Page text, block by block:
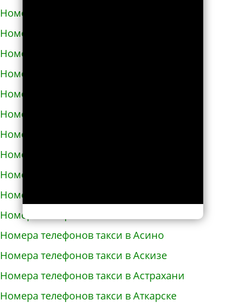
Номера телефонов такси в Арзамасе
Номера телефонов такси в Аркадаке
Номера телефонов такси в Армавире
Номера телефонов такси в Армянске
Номера телефонов такси в Арсеньеве
Номера телефонов такси в Арске
Номера телефонов такси в Артеме
Номера телефонов такси в Артёмовске
Номера телефонов такси в Артемовском
Номера телефонов такси в Архангельске
Номера телефонов такси в Асбесте
Номера телефонов такси в Асино
Номера телефонов такси в Аскизе
Номера телефонов такси в Астрахани
Номера телефонов такси в Аткарске